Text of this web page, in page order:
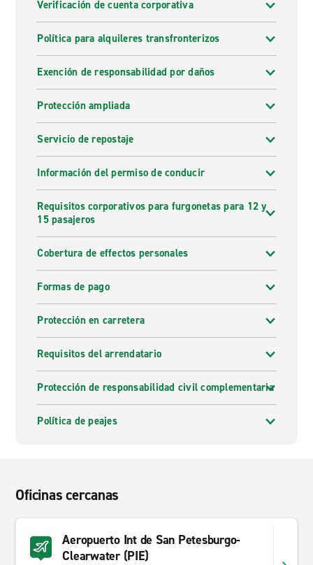
Verificación de cuenta corporativa
Política para alquileres transfronterizos
Exención de responsabilidad por daños
Protección ampliada
Servicio de repostaje
Información del permiso de conducir
Requisitos corporativos para furgonetas para 12 y
15 pasajeros
Cobertura de effectos personales
Formas de pago
Protección en carretera
Requisitos del arrendatario
Protección de responsabilidad civil complementaria
Política de peajes
Oficinas cercanas
Aeropuerto Int de San Petesburgo-
Clearwater (PIE)